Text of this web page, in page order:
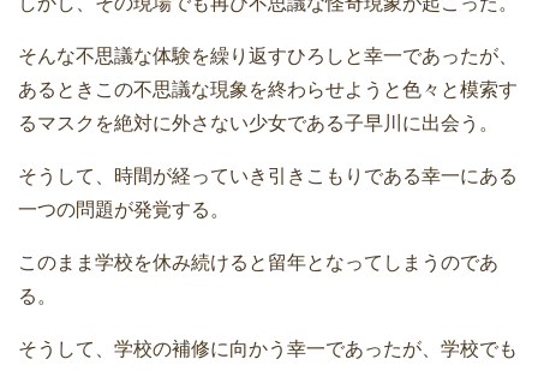
そんな不思議な体験を繰り返すひろしと幸一であったが、
あるときこの不思議な現象を終わらせようと色々と模索す
るマスクを絶対に外さない少女である子早川に出会う。
そうして、時間が経っていき引きこもりである幸一にある
一つの問題が発覚する。
このまま学校を休み続けると留年となってしまうのであ
る。
そうして、学校の補修に向かう幸一であったが、学校でも